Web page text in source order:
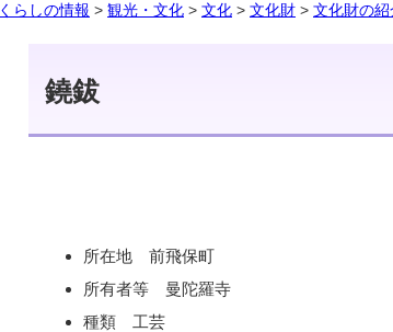
くらしの情報 > 観光・文化 > 文化 > 文化財 > 文化財の紹
鐃鈸
所在地 前飛保町
所有者等 曼陀羅寺
種類 工芸